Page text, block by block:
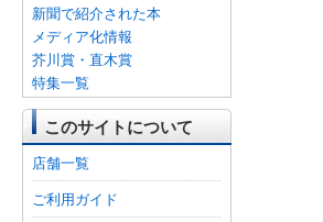
新聞で紹介された本
メディア化情報
芥川賞・直木賞
特集一覧
このサイトについて
店舗一覧
ご利用ガイド